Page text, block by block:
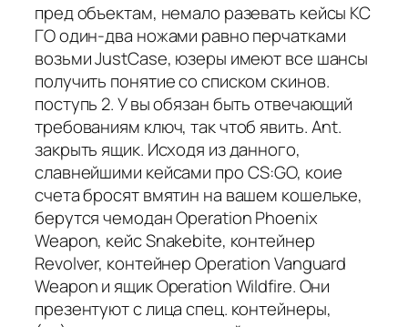
пред объектам, немало разевать кейсы КС
ГО один-два ножами равно перчатками
возьми JustCase, юзеры имеют все шансы
получить понятие со списком скинов.
поступь 2. У вы обязан быть отвечающий
требованиям ключ, так чтоб явить. Ant.
закрыть ящик. Исходя из данного,
славнейшими кейсами про CS:GO, коие
счета бросят вмятин на вашем кошельке,
берутся чемодан Operation Phoenix
Weapon, кейс Snakebite, контейнер
Revolver, контейнер Operation Vanguard
Weapon и ящик Operation Wildfire. Они
презентуют с лица спец. контейнеры,